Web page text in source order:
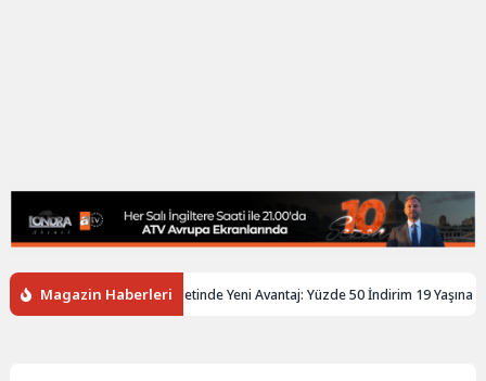
Magazin Haberleri
Gençlere Tren Biletinde Yeni Avantaj: Yüzde 50 İndirim 19 Yaşına